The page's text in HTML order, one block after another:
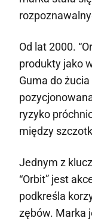
Od lat 2000.
produkty jako
Guma do żucia
ryzyko
między
Jednym z
“Orbit” jest
podkreśla
zębów. Marka